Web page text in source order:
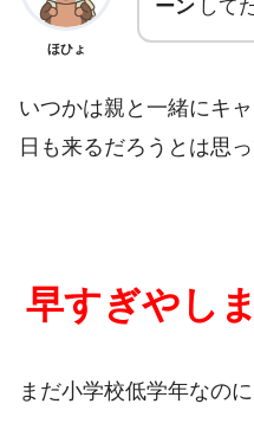
ほひょ
ーン して
いつかは親と一緒にキ
日も来るだろうとは思っ
早すぎやし
まだ小学校低学年なの